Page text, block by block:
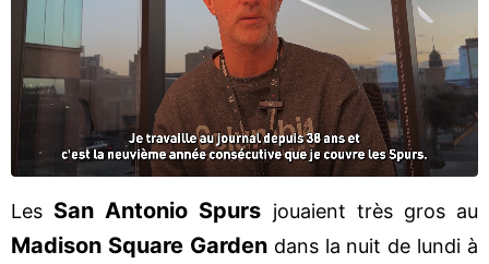
Les San Antonio Spurs jouaient très gros au
Madison Square Garden dans la nuit de lundi à